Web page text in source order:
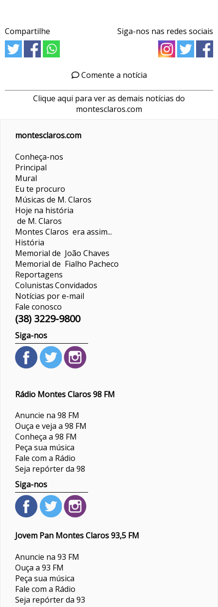
Compartilhe Siga-nos nas redes sociais
Comente a notícia
Clique aqui para ver as demais notícias do
montesclaros.com
montesclaros.com
Conheça-nos
Principal
Mural
Eu te procuro
Músicas de M. Claros
Hoje na história
de M. Claros
Montes Claros era assim...
História
Memorial de João Chaves
Memorial de Fialho Pacheco
Reportagens
ColunistasConvidados
Notícias por e-mail
Fale conosco
(38) 3229-9800
Siga-nos
Rádio Montes Claros 98 FM
Anuncie na 98 FM
Ouça e veja a 98 FM
Conheça a 98 FM
Peça sua música
Fale com a Rádio
Seja repórter da 98
Siga-nos
Jovem Pan Montes Claros 93,5 FM
Anuncie na 93 FM
Ouça a 93 FM
Peça sua música
Fale com a Rádio
Seja repórter da 93